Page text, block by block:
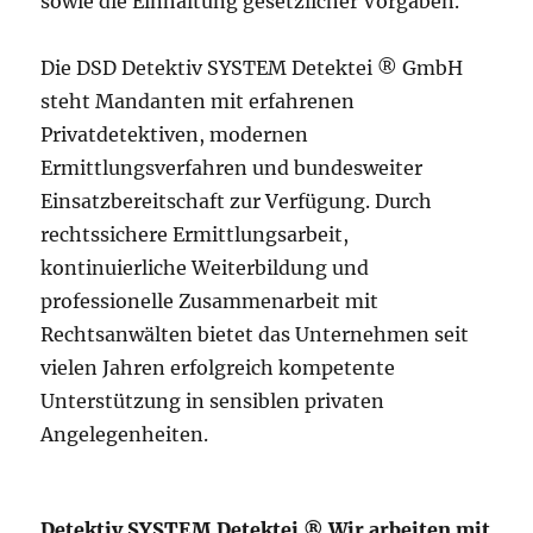
Die DSD Detektiv SYSTEM Detektei ® GmbH
steht Mandanten mit erfahrenen
Privatdetektiven, modernen
Ermittlungsverfahren und bundesweiter
Einsatzbereitschaft zur Verfügung. Durch
rechtssichere Ermittlungsarbeit,
kontinuierliche Weiterbildung und
professionelle Zusammenarbeit mit
Rechtsanwälten bietet das Unternehmen seit
vielen Jahren erfolgreich kompetente
Unterstützung in sensiblen privaten
Angelegenheiten.